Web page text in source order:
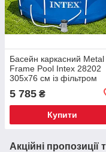
Басейн каркасний Metal
Frame Pool Intex 28202
305х76 см із фільтром
5 785 ₴
Купити
Акційні пропозиції